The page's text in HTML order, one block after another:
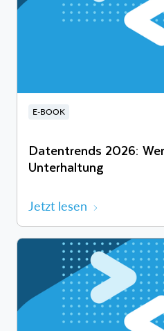
E-BOOK
Datentrends 2026:
Unterhaltung
Jetzt lesen